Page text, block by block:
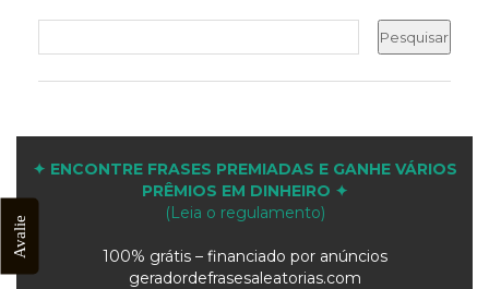
✦ ENCONTRE FRASES PREMIADAS E GANHE VÁRIOS
PRÊMIOS EM DINHEIRO ✦
(Leia o regulamento)
100% grátis – financiado por anúncios
geradordefrasesaleatorias.com
Avalie